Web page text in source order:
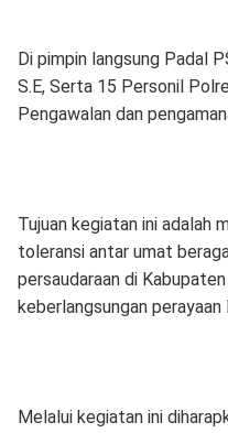
Di pimpin langsung Padal
S.E, Serta 15 Personil
Pengawalan dan
Tujuan kegiatan ini adalah
toleransi antar umat
persaudaraan di
keberlangsungan perayaan
Melalui kegiatan ini